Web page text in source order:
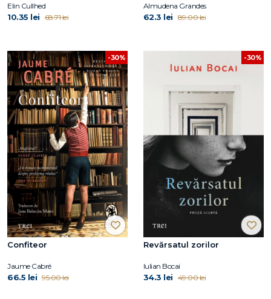
Elin Cullhed
10.35 lei 68.71 lei
Almudena Grandes
62.3 lei 89.00 lei
-30%
Confiteor
Jaume Cabré
66.5 lei 95.00 lei
-30%
Revărsatul zorilor
Iulian Bocai
34.3 lei 49.00 lei